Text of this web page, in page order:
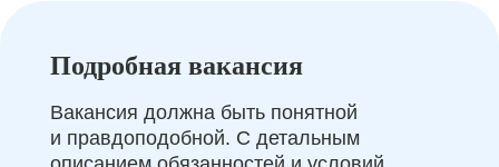
Подробная вакансия
Вакансия должна быть понятной
и правдоподобной. С детальным